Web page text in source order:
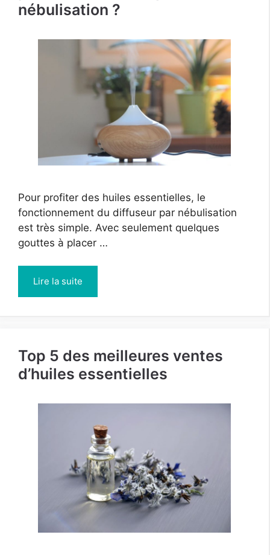
nébulisation ?
Pour profiter des huiles essentielles, le
fonctionnement du diffuseur par nébulisation
est très simple. Avec seulement quelques
gouttes à placer …
Lire la suite
Top 5 des meilleures ventes
d’huiles essentielles